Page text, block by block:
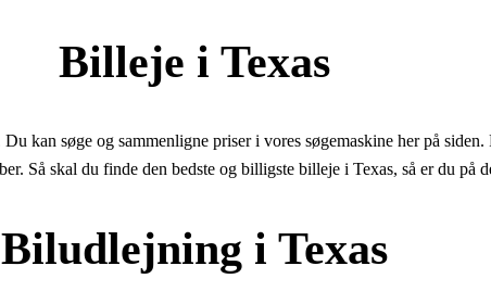
Billeje i Texas
kan søge og sammenligne priser i vores søgemaskine her på siden.
Så skal du finde den bedste og billigste billeje i Texas, så er du på
Biludlejning i Texas